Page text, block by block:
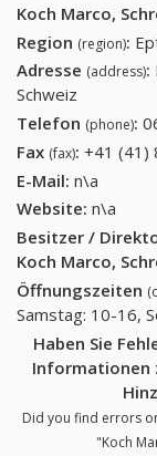
Koch Marco,
Region (region):
Adresse (address):
Schweiz
Telefon (phone):
Fax (fax): +41 (41)
E-Mail: n\a
Website: n\a
Besitzer /
Koch Marco,
Öffnungszeiten
Samstag: 10-16,
Haben Sie
Informationen
Did you find errors
"Koch